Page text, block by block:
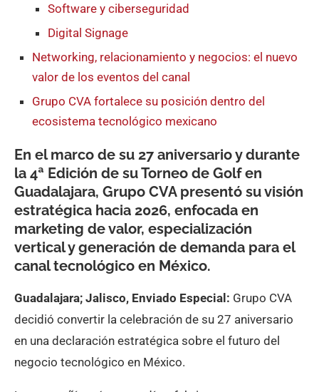
Software y ciberseguridad
Digital Signage
Networking, relacionamiento y negocios: el nuevo
valor de los eventos del canal
Grupo CVA fortalece su posición dentro del
ecosistema tecnológico mexicano
En el marco de su 27 aniversario y durante
la 4ª Edición de su Torneo de Golf en
Guadalajara, Grupo CVA presentó su visión
estratégica hacia 2026, enfocada en
marketing de valor, especialización
vertical y generación de demanda para el
canal tecnológico en México.
Guadalajara; Jalisco, Enviado Especial: Grupo CVA
decidió convertir la celebración de su 27 aniversario
en una declaración estratégica sobre el futuro del
negocio tecnológico en México.